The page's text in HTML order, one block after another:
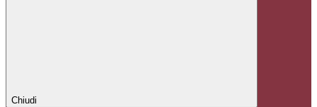
Chiudi